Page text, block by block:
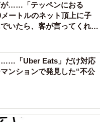
が……「テッペンにおる
ートルのネット頂上に子
いたら、客が言ってくれた
……「Uber Eats」だけ対応
ンションで発見した“不公